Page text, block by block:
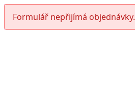
Formulář nepřijímá objednávky.